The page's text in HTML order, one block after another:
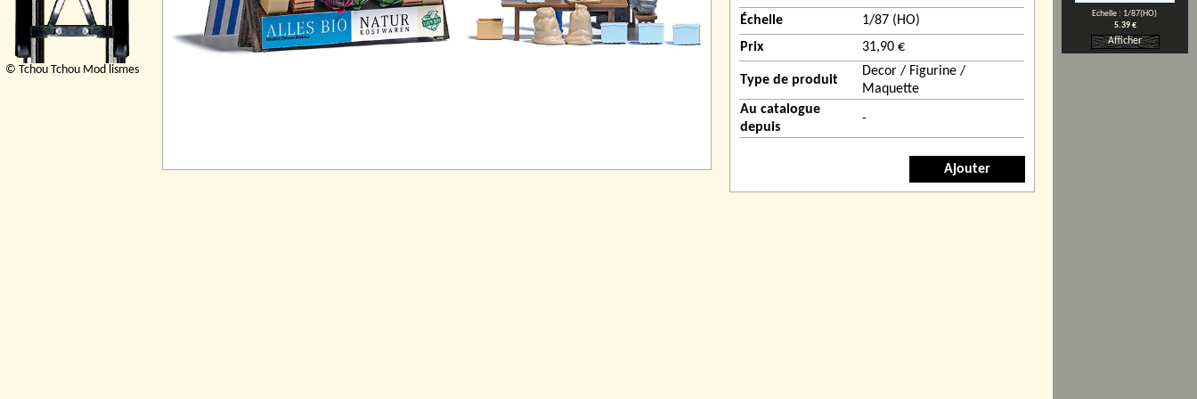
© Tchou Tchou Mod lismes
Échelle
1/87 (HO)
Prix
31,90 €
Type de produit
Decor / Figurine /
Maquette
Au catalogue
depuis
-
Ajouter
Echelle : 1/87(HO)
5.39 €
Afficher